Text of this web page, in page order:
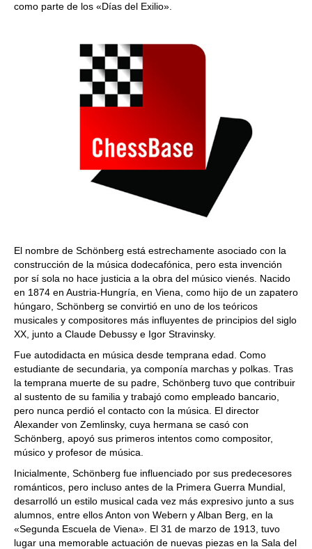
como parte de los «Días del Exilio».
El nombre de Schönberg está estrechamente asociado con la
construcción de la música dodecafónica, pero esta invención
por sí sola no hace justicia a la obra del músico vienés. Nacido
en 1874 en Austria-Hungría, en Viena, como hijo de un zapatero
húngaro, Schönberg se convirtió en uno de los teóricos
musicales y compositores más influyentes de principios del siglo
XX, junto a Claude Debussy e Igor Stravinsky.
Fue autodidacta en música desde temprana edad. Como
estudiante de secundaria, ya componía marchas y polkas. Tras
la temprana muerte de su padre, Schönberg tuvo que contribuir
al sustento de su familia y trabajó como empleado bancario,
pero nunca perdió el contacto con la música. El director
Alexander von Zemlinsky, cuya hermana se casó con
Schönberg, apoyó sus primeros intentos como compositor,
músico y profesor de música.
Inicialmente, Schönberg fue influenciado por sus predecesores
románticos, pero incluso antes de la Primera Guerra Mundial,
desarrolló un estilo musical cada vez más expresivo junto a sus
alumnos, entre ellos Anton von Webern y Alban Berg, en la
«Segunda Escuela de Viena». El 31 de marzo de 1913, tuvo
lugar una memorable actuación de nuevas piezas en la Sala del